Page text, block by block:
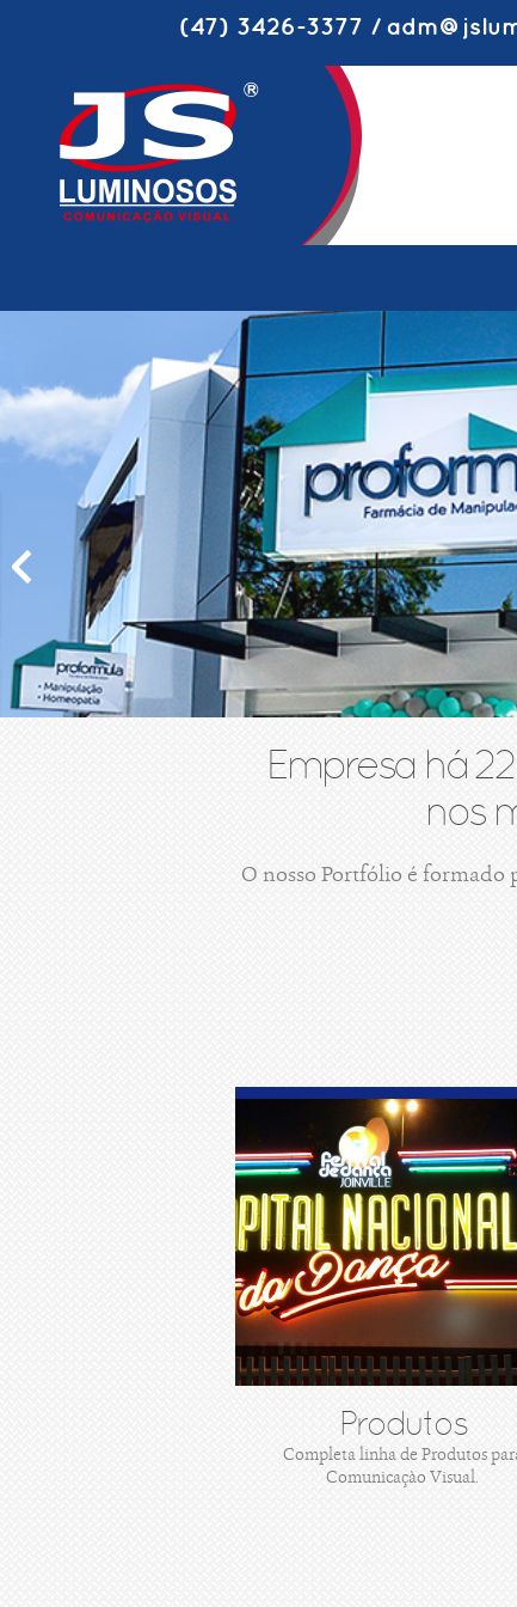
(47) 3426-3377 /
Empresa há
nos
O nosso Portfólio é formado
Produtos
Completa linha de Produtos
Comunicaçào Visual.